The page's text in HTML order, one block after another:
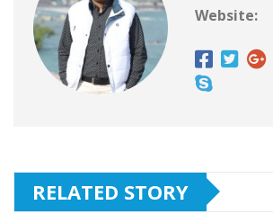
Website:
RELATED STORY